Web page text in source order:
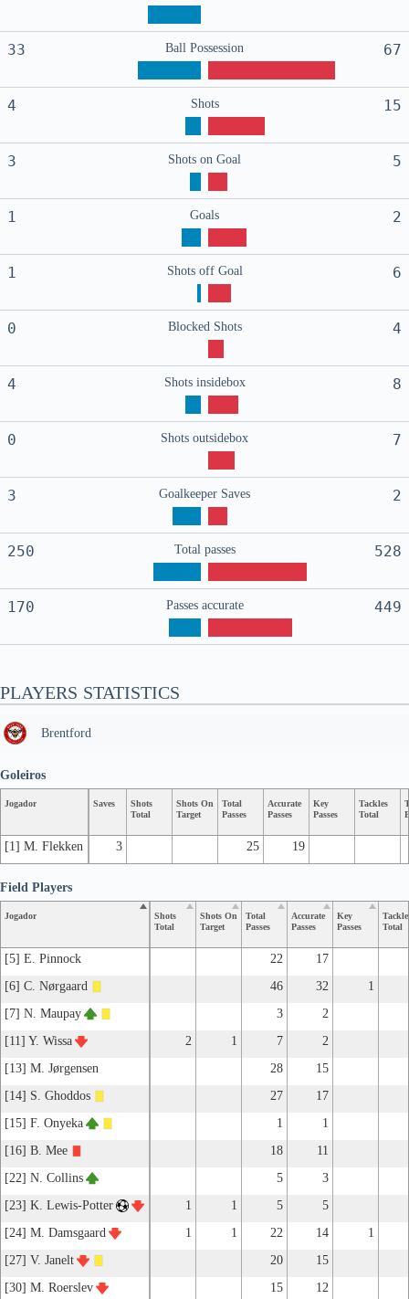
33 Ball Possession 67
4 Shots 15
3 Shots on Goal 5
1 Goals 2
1 Shots off Goal 6
0 Blocked Shots 4
4 Shots insidebox 8
0 Shots outsidebox 7
3 Goalkeeper Saves 2
250 Total passes 528
170 Passes accurate 449
PLAYERS STATISTICS
Brentford
Jogador Saves
Shots
Total
Shots On
Target
Total
Passes
Accurate
Passes
Key
Passes
Tackles
Total
[1] M. Flekken 3 25 19
Goleiros
Jogador
Shots
Total
Shots On
Target
Total
Passes
Accurate
Passes
Key
Passes
Total
[5] E. Pinnock 22
17
[6] C. Nørgaard
46 32
1
[7] N. Maupay
3
2
[11] Y. Wissa
2 1 7
2
[13] M. Jørgensen
28
15
[14] S. Ghoddos
27
17
[15] F. Onyeka
1
1
[16] B. Mee
18
11
[22] N. Collins
5
3
[23] K. Lewis-Potter
1 1 5
5
[24] M. Damsgaard
1 1 22 14
1
[27] V. Janelt
20
15
[30] M. Roerslev
15
12
Field Players